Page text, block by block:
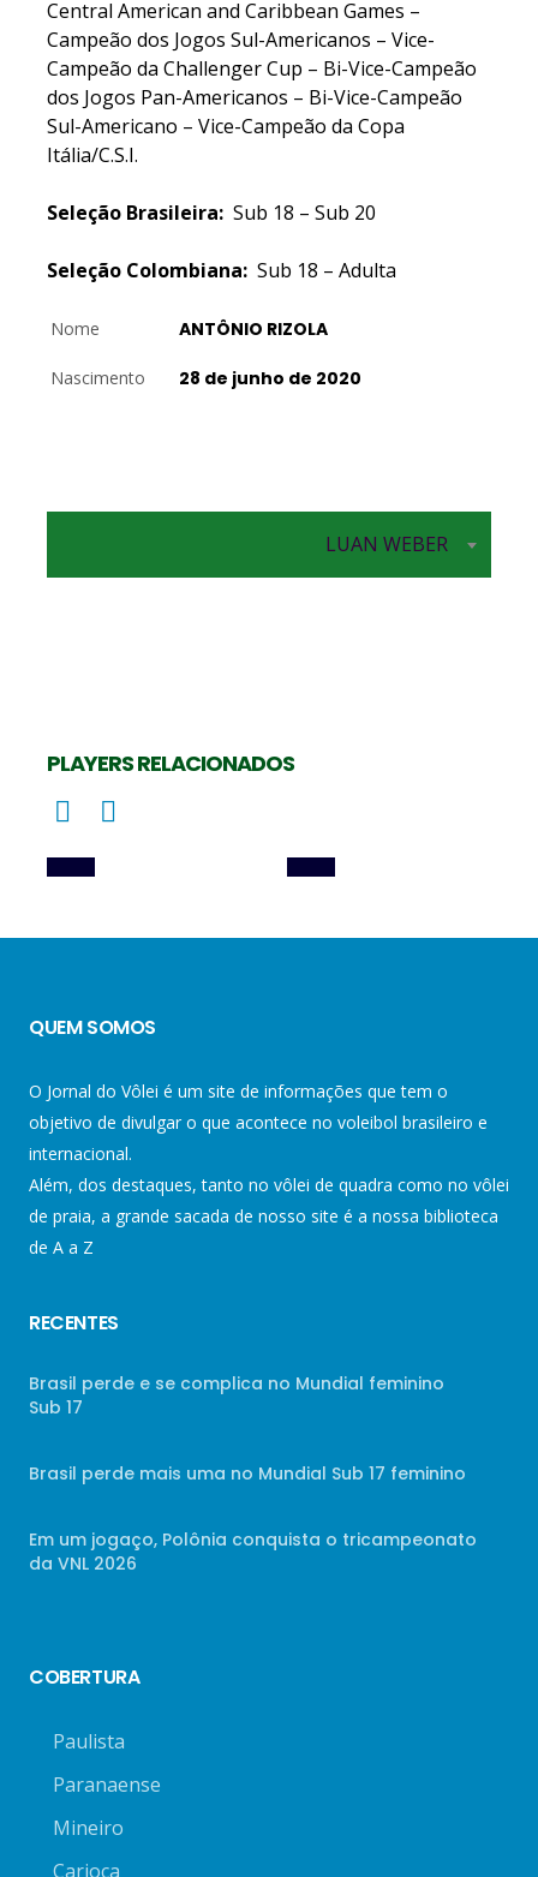
Central American and Caribbean Games –
Campeão dos Jogos Sul-Americanos – Vice-
Campeão da Challenger Cup – Bi-Vice-Campeão
dos Jogos Pan-Americanos – Bi-Vice-Campeão
Sul-Americano – Vice-Campeão da Copa
Itália/C.S.I.
Seleção Brasileira: Sub 18 – Sub 20
Seleção Colombiana: Sub 18 – Adulta
Nome ANTÔNIO RIZOLA
Nascimento 28 de junho de 2020
LUAN WEBER
PLAYERS RELACIONADOS
JORDANA GUILLANTE
Oposta Levantadora
QUEM SOMOS
O Jornal do Vôlei é um site de informações que tem o
objetivo de divulgar o que acontece no voleibol brasileiro e
internacional.
Além, dos destaques, tanto no vôlei de quadra como no vôlei
de praia, a grande sacada de nosso site é a nossa biblioteca
de A a Z
RECENTES
Brasil perde e se complica no Mundial feminino
Sub 17
Brasil perde mais uma no Mundial Sub 17 feminino
Em um jogaço, Polônia conquista o tricampeonato
da VNL 2026
COBERTURA
Paulista
Paranaense
Mineiro
Carioca